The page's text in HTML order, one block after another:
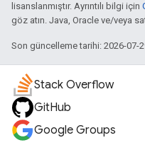
lisanslanmıştır. Ayrıntılı bilgi için
göz atın. Java, Oracle ve/veya
Son güncelleme tarihi: 2026-07-
Stack Overflow
GitHub
Google Groups